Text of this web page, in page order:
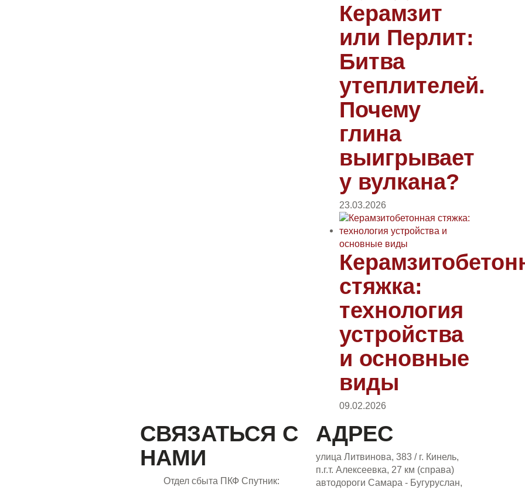
Керамзит
или Перлит:
Битва
утеплителей.
Почему
глина
выигрывает
у вулкана?
23.03.2026
стяжка:
технология
устройства
и основные
виды
09.02.2026
СВЯЗАТЬСЯ С
НАМИ
Отдел сбыта ПКФ Спутник:
АДРЕС
улица Литвинова, 383 / г. Кинель,
п.г.т. Алексеевка, 27 км (справа)
автодороги Самара - Бугуруслан,